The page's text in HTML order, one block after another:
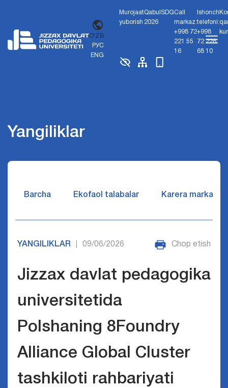
O'ZB
РУС
ENG
Murojaat
yuborish
Qabul
2026
SDGCall
markaz:
+998 72
221 55
16
Ishonch
telefoni:
+998
72 226
68 10
Yangiliklar
Barcha Ekofaol talabalar Karera markazi
YANGILIKLAR 09/06/2026 Chop etish
Jizzax davlat pedagogika
universitetida
Polshaning 8Foundry
Alliance Global Cluster
tashkiloti rahbariyati